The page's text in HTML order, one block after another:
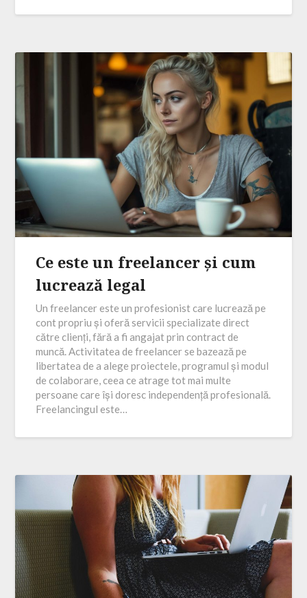
Ce este un freelancer și cum
lucrează legal
Un freelancer este un profesionist care lucrează pe
cont propriu și oferă servicii specializate direct
către clienți, fără a fi angajat prin contract de
muncă. Activitatea de freelancer se bazează pe
libertatea de a alege proiectele, programul și modul
de colaborare, ceea ce atrage tot mai multe
persoane care își doresc independență profesională.
Freelancingul este…